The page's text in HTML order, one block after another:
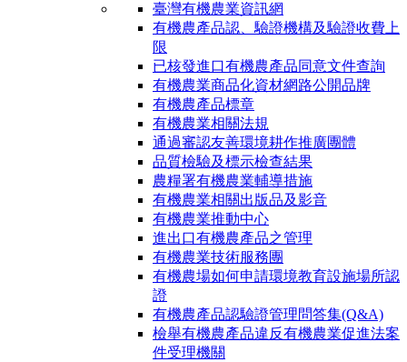
臺灣有機農業資訊網
有機農產品認、驗證機構及驗證收費上
限
已核發進口有機農產品同意文件查詢
有機農業商品化資材網路公開品牌
有機農產品標章
有機農業相關法規
通過審認友善環境耕作推廣團體
品質檢驗及標示檢查結果
農糧署有機農業輔導措施
有機農業相關出版品及影音
有機農業推動中心
進出口有機農產品之管理
有機農業技術服務團
有機農場如何申請環境教育設施場所認
證
有機農產品認驗證管理問答集(Q&A)
檢舉有機農產品違反有機農業促進法案
件受理機關